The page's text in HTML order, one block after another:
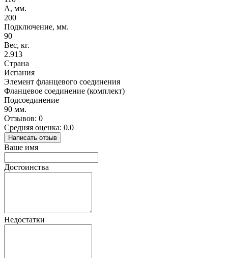
A, мм.
200
Подключение, мм.
90
Вес, кг.
2.913
Страна
Испания
Элемент фланцевого соединения
Фланцевое соединение (комплект)
Подсоединение
90 мм.
Отзывов: 0
Средняя оценка: 0.0
Написать отзыв
Ваше имя
Достоинства
Недостатки